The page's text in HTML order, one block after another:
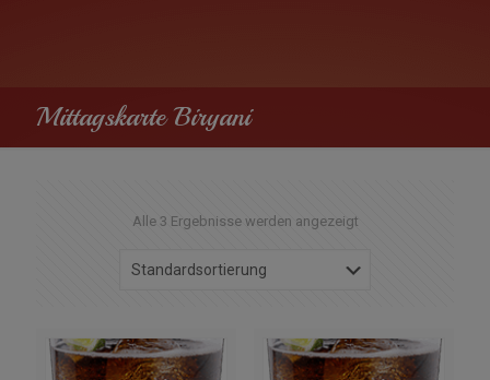
Mittagskarte Biryani
Alle 3 Ergebnisse werden angezeigt